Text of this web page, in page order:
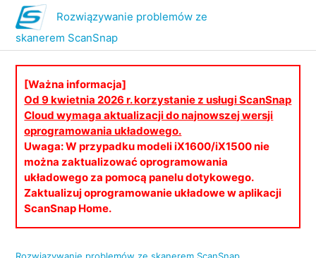
Rozwiązywanie problemów ze
skanerem ScanSnap
[Ważna informacja]
Od 9 kwietnia 2026 r. korzystanie z usługi ScanSnap
Cloud wymaga aktualizacji do najnowszej wersji
oprogramowania układowego.
Uwaga: W przypadku modeli iX1600/iX1500 nie
można zaktualizować oprogramowania
układowego za pomocą panelu dotykowego.
Zaktualizuj oprogramowanie układowe w aplikacji
ScanSnap Home.